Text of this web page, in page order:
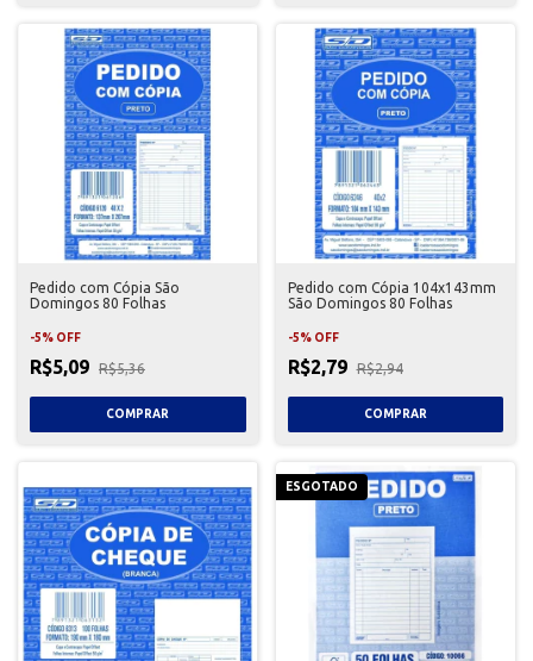
Pedido com Cópia São
Domingos 80 Folhas
-5% OFF
R$5,09 R$5,36
Pedido com Cópia 104x143mm
São Domingos 80 Folhas
-5% OFF
R$2,79 R$2,94
ESGOTADO